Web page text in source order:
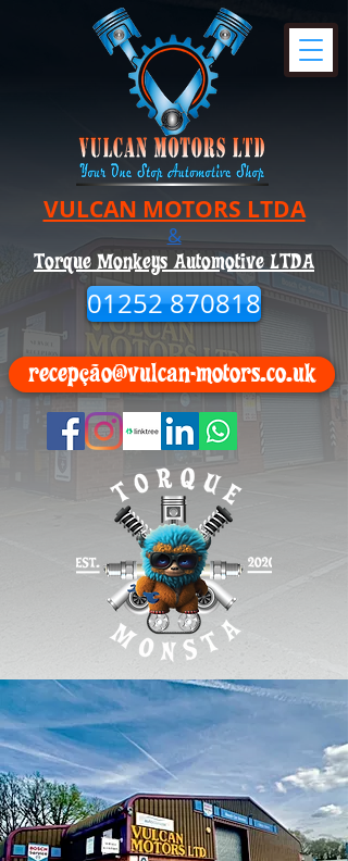
VULCAN MOTORS LTDA
&
Torque Monkeys Automotive LTDA
01252 870818
recepção@vulcan-motors.co.uk